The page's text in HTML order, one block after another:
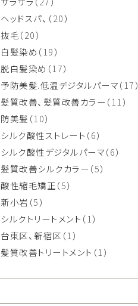
ヘッドスパ、 （20）
抜毛（20）
白髪染め （19）
脱白髪染め （17）
予防美髪.低温デジタルパーマ（17）
髪質改善、髪質改善カラー （11）
防美髪 （10）
シルク酸性ストレート （6）
シルク酸性デジタルパーマ（6）
髪質改善シルクカラー （5）
酸性縮毛矯正（5）
新小岩 （5）
シルクトリートメント （1）
台東区、新宿区 （1）
髪質改善トリートメント （1）